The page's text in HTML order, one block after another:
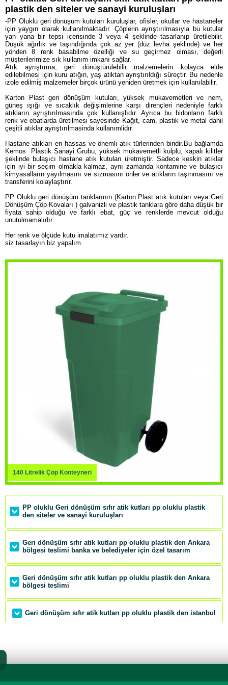
Özel Ürünler
Sıfır Atık
Tıbbi Atık
Pil Kutuları
Fatih Bölgesi Çöp Konteyner Satış Noktası
Silivri Bölgesi Çöp Konteyner Satış Noktası
Şirinevler Bölgesi Çöp Konteyner Satış Noktası
Beşiktaş çöp konteyner satış noktası
Sarıyer Bölgesi çöp konteyenri
Bakırköy Bölgesi Çöp Konteyner Satış Noktası
Farklı boyutta renkte özel plastik çöp konteynerlerini
Sıfır Atık Kutusu Çöp Konteyneri
Uçak Plastik Çöp Konteyneri
Sıfır Atık ve Geri Dönüşüm Ürünleri
Ataşehir Bölgesi Çöp Konteyner Satış Noktası
Bağcılar Bölgesi Çöp Konteyner Satış Noktası
Bahçelievler Bölgesi Çöp Konteyner Satış Noktası
Başakşehir Bölgesi Çöp Konteyner Satış Noktası
Bayrampaşa Bölgesi Çöp Konteyner Satış Noktası
plastik den siteler ve sanayi kuruluşları
-PP Oluklu geri dönüşüm kutuları kuruluşlar, ofisler, okullar ve hastaneler
için yaygın olarak kullanılmaktadır. Çöplerin ayrıştırılmasıyla bu kutular
yan yana bir tepsi içerisinde 3 veya 4 şeklinde tasarlanıp üretilebilir.
Düşük ağırlık ve taşındığında çok az yer (düz levha şeklinde) ve her
yönden 8 renk basabilme özelliği ve su geçirmez olması, değerli
müşterilerimize sık kullanım imkanı sağlar.
Atık ayrıştırma, geri dönüştürülebilir malzemelerin kolayca elde
edilebilmesi için kuru atığın, yaş atiktan ayrıştırıldığı süreçtir. Bu nedenle
izole edilmiş malzemeler birçok ürünü yeniden üretmek için kullanılabilir.
Karton Plast geri dönüşüm kutuları, yüksek mukavemetleri ve nem,
güneş ışığı ve sıcaklık değişimlerine karşı dirençleri nedeniyle farklı
atıkların ayrıştırılmasında çok kullanışlıdır. Ayrıca bu bidonların farklı
renk ve ebatlarda üretilmesi sayesinde Kağıt, cam, plastik ve metal dahil
çeşitli atıklar ayrıştırılmasinda kullanımlidır.
Hastane atıkları en hassas ve önemli atık türlerinden biridir.Bu bağlamda
Kemos Plastik Sanayi Grubu, yüksek mukavemetli kulplu, kapalı kilitler
şeklinde bulaşıcı hastane atık kutuları üretmiştir. Sadece keskin atıklar
için iyi bir seçim olmakla kalmaz, aynı zamanda kontamine ve bulaşıcı
kimyasalların yayılmasını ve sızmasını önler ve atıkların taşınmasını ve
transferini kolaylaştırır.
PP Oluklu geri dönüşüm tanklarının (Karton Plast atık kutuları veya Geri
Dönüşüm Çöp Kovaları ) galvanizli ve plastik tanklara göre daha düşük bir
fiyata sahip olduğu ve farklı ebat, güç ve renklerde mevcut olduğu
unutulmamalıdır.
Her renk ve ölçüde kutu imalatımız vardır.
siz tasarlayın biz yapalım.
140 Litrelik Çöp Konteyneri
PP oluklu Geri dönüşüm sıfır atik kutları pp oluklu plastik
den siteler ve sanayi kuruluşları
Geri dönüşüm sıfır atik kutları pp oluklu plastik den Ankara
bölgesi teslimi banka ve belediyeler için özel tasarım
Geri dönüşüm sıfır atik kutları pp oluklu plastik den Ankara
bölgesi teslimi
Geri dönüşüm sıfır atik kutları pp oluklu plastik den istanbul
YÖNETMELİĞİNE UYGUN